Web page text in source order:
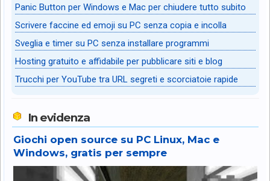
Panic Button per Windows e Mac per chiudere tutto subito
Scrivere faccine ed emoji su PC senza copia e incolla
Sveglia e timer su PC senza installare programmi
Hosting gratuito e affidabile per pubblicare siti e blog
Trucchi per YouTube tra URL segreti e scorciatoie rapide
In evidenza
Giochi open source su PC Linux, Mac e
Windows, gratis per sempre